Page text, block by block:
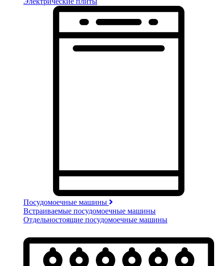
Посудомоечные машины
Встраиваемые посудомоечные машины
Отдельностоящие посудомоечные машины